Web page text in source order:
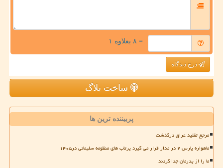
= ۸ بعلاوه ۱
درج دیدگاه
ساخت بلاگ
پربیننده ترین ها
مرجع تقلید عراق درگذشت
ماهواره پارس ۲ در مدار قرار می گیرد پرتاب های منظومه سلیمانی در۱۴۰۵
ما را از پدرمان جدا کردند